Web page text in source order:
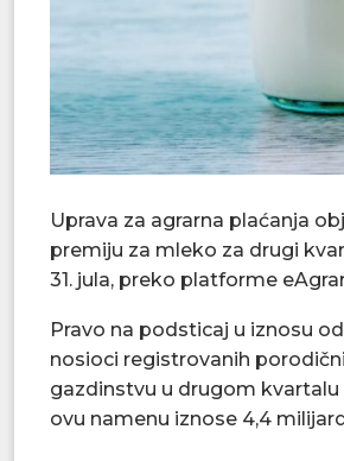
Uprava za agrarna plaćanja
premiju za mleko za drugi
31. jula, preko platforme
Pravo na podsticaj u iznosu
nosioci registrovanih
gazdinstvu u drugom
ovu namenu iznose 4,4